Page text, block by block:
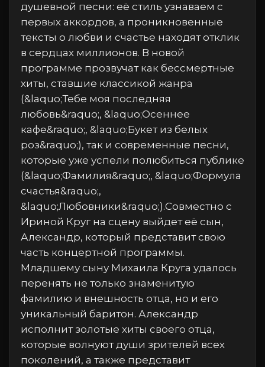
душевной песни: её стиль узнаваем с
первых аккордов, а проникновенные
тексты о любви и счастье находят отклик
в сердцах миллионов. В новой
программе прозвучат как бессмертные
хиты, ставшие классикой жанра
(&laquo;Тебе моя последняя
любовь&raquo;, &laquo;Осеннее
кафе&raquo;, &laquo;Букет из белых
роз&raquo;), так и современные песни,
которые уже успели полюбиться публике
(&laquo;Фамилия&raquo;, &laquo;Формула
счастья&raquo;,
&laquo;Любовники&raquo;).Совместно с
Ириной Круг на сцену выйдет её сын,
Александр, который представит свою
часть концертной программы.
Младшему сыну Михаила Круга удалось
перенять не только знаменитую
фамилию и внешность отца, но и его
уникальный баритон. Александр
исполнит золотые хиты своего отца,
которые волнуют души зрителей всех
поколений, а также представит